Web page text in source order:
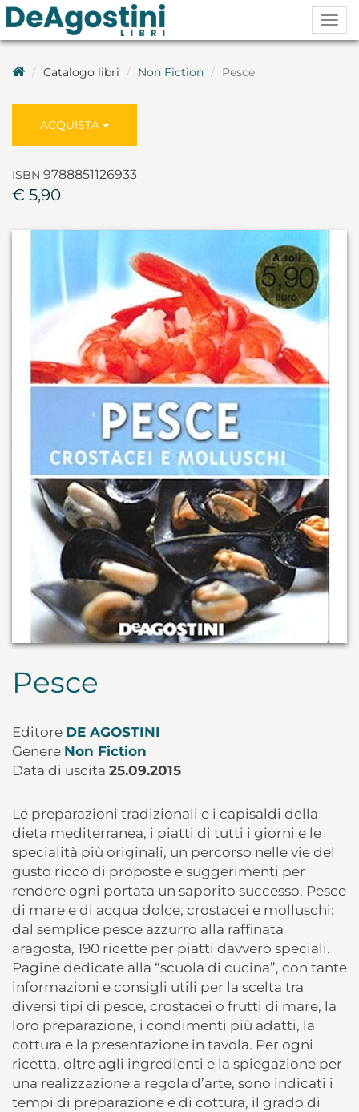
Catalogo libri Non Fiction Pesce
ACQUISTA
ISBN 9788851126933
€ 5,90
Pesce
Editore DE AGOSTINI
Genere Non Fiction
Data di uscita 25.09.2015
Le preparazioni tradizionali e i capisaldi della
dieta mediterranea, i piatti di tutti i giorni e le
specialità più originali, un percorso nelle vie del
gusto ricco di proposte e suggerimenti per
rendere ogni portata un saporito successo. Pesce
di mare e di acqua dolce, crostacei e molluschi:
dal semplice pesce azzurro alla raffinata
aragosta, 190 ricette per piatti davvero speciali.
Pagine dedicate alla “scuola di cucina”, con tante
informazioni e consigli utili per la scelta tra
diversi tipi di pesce, crostacei o frutti di mare, la
loro preparazione, i condimenti più adatti, la
cottura e la presentazione in tavola. Per ogni
ricetta, oltre agli ingredienti e la spiegazione per
una realizzazione a regola d’arte, sono indicati i
tempi di preparazione e di cottura, il grado di